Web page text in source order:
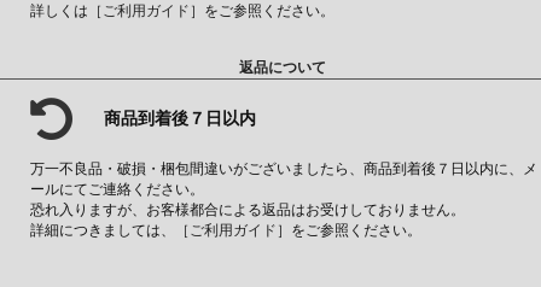
詳しくは ［ご利用ガイド］ をご参照ください。
返品について
商品到着後７日以内
万一不良品・破損・梱包間違いがございましたら、商品到着後７日以内に、メ
ールにてご連絡ください。
恐れ入りますが、お客様都合による返品はお受けしておりません。
詳細につきましては、
［ご利用ガイド］ をご参照ください。